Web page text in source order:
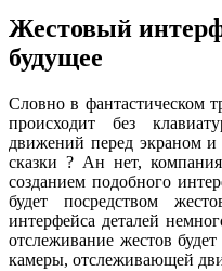
Жестовый
будущее
Словно в фантастическом
происходит без
движений перед экраном
сказки ? Ан нет,
созданием подобного
будет посредством
интерфейса деталей
отслеживание жестов будет
камеры, отслеживающей